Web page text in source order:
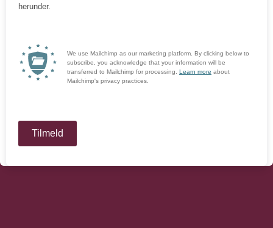
herunder.
We use Mailchimp as our marketing platform. By clicking below to
subscribe, you acknowledge that your information will be
transferred to Mailchimp for processing. Learn more about
Mailchimp's privacy practices.